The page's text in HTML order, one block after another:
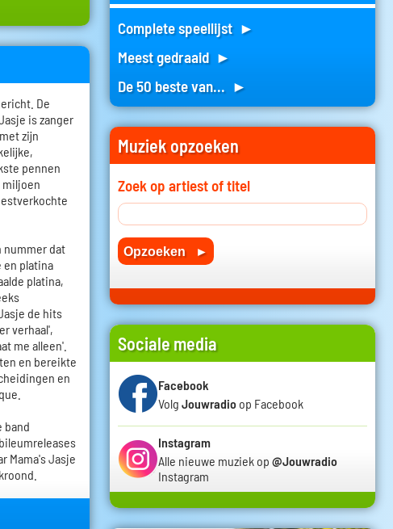
De
is zanger
zijn
pennen
miljoen
nummer dat
en platina
platina,
de hits
verhaal',
me alleen'.
en bereikte
en
band
Mama's Jasje
Complete speellijst ►
Meest gedraaid ►
De 50 beste van... ►
Muziek opzoeken
Zoek op artiest of titel
Sociale media
Facebook
Volg Jouwradio op Facebook
Instagram
Alle nieuwe muziek op @Jouwradio
Instagram